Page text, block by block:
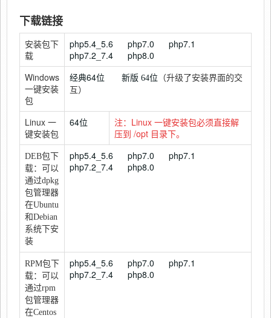
下载链接
安装包下
载
php5.4_5.6 php7.0
php7.1
php7.2_7.4
php8.0
Windows
一键安装
包
经典64位 新版 64位
（升级了安装界面的交
互）
Linux 一
键安装包
64位
注：Linux 一键安装包必须直接解
压到 /opt 目录下。
DEB包下
载：可以
通过dpkg
包管理器
在Ubuntu
和Debian
系统下安
装
php5.4_5.6 php7.0
php7.1
php7.2_7.4
php8.0
RPM包下
载：可以
通过rpm
包管理器
在Centos
php5.4_5.6 php7.0
php7.1
php7.2_7.4
php8.0